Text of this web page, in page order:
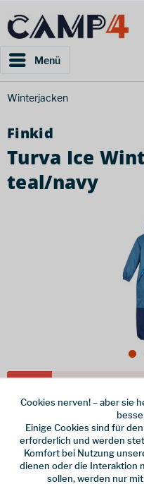
Menü
Winterjacken
Finkid
Turva Ice
teal/navy
159,95 € *
inkl. MwSt./ Versandkostenfrei!
Größe
Cookies nerven! – aber sie
Einige Cookies sind für
erforderlich und werden
Komfort bei Nutzung
dienen oder die Interaktion
sollen, werden nur